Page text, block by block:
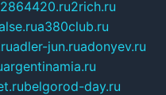
2864420.ru2rich.ru
a380club.ru
adler-jun.ruadonyev.ru
argentinamia.ru
belgorod-day.ru